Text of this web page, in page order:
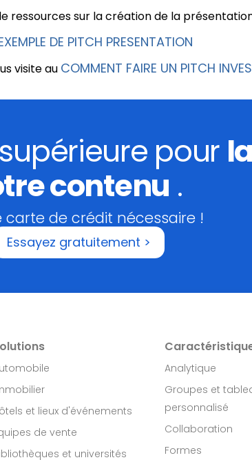
ressources sur la création de la
DE PITCH PRESENTATION
visite au COMMENT FAIRE UN PITCH
pour
contenu .
carte de crédit nécessaire !
Essayez gratuitement >
et lieux d'événements
de vente
et universités
Analytique
Groupes et
personnalisé
Collaboration
Formes